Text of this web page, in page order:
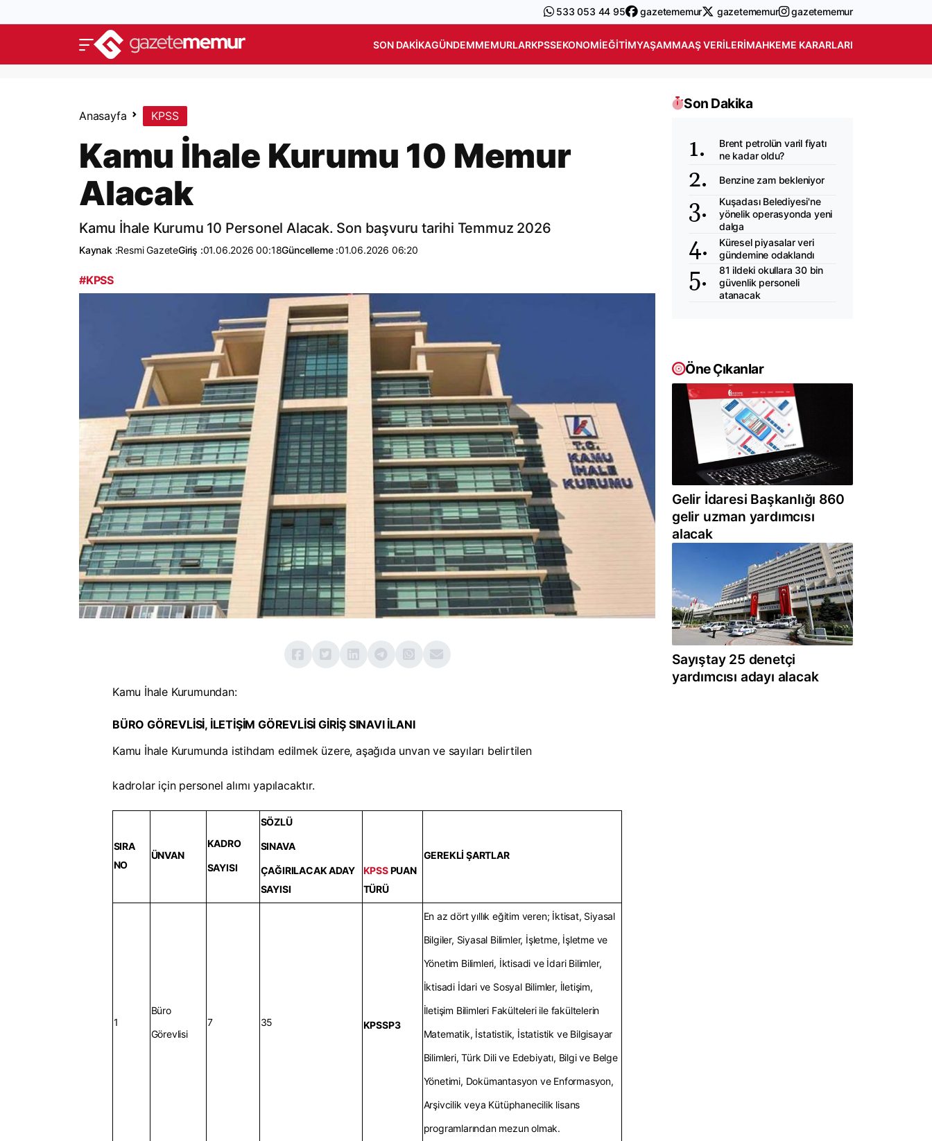
533 053 44 95 gazetememur gazetememur gazetememur
SON DAKIKAGÜNDEMMEMURLARKPSSEKONOMIEĞITIMYAŞAMMAAŞ VERILERIMAHKEME KARARLARI
Anasayfa KPSS
Kamu İhale Kurumu 10 Memur
Alacak
Kamu İhale Kurumu 10 Personel Alacak. Son başvuru tarihi Temmuz 2026
Kaynak :Resmi GazeteGiriş :01.06.2026 00:18Güncelleme :01.06.2026 06:20
#KPSS
Kamu İhale Kurumundan:
BÜRO GÖREVLİSİ, İLETİŞİM GÖREVLİSİ GİRİŞ SINAVI İLANI
Kamu İhale Kurumunda istihdam edilmek üzere, aşağıda unvan ve sayıları belirtilen
kadrolar için personel alımı yapılacaktır.
SIRA
NO
ÜNVAN
KADRO
SAYISI
SÖZLÜ
SINAVA
ÇAĞIRILACAK ADAY
SAYISI
KPSSPUAN
TÜRÜ
GEREKLİ ŞARTLAR
1
Büro
Görevlisi
7 35 KPSSP3
En az dört yıllık eğitim veren; İktisat, Siyasal
Bilgiler, Siyasal Bilimler, İşletme, İşletme ve
Yönetim Bilimleri, İktisadi ve İdari Bilimler,
İktisadi İdari ve Sosyal Bilimler, İletişim,
İletişim Bilimleri Fakülteleri ile fakültelerin
Matematik, İstatistik, İstatistik ve Bilgisayar
Bilimleri, Türk Dili ve Edebiyatı, Bilgi ve Belge
Yönetimi, Dokümantasyon ve Enformasyon,
Arşivcilik veya Kütüphanecilik lisans
programlarından mezun olmak.
Son Dakika
Brent petrolün varil fiyatı
ne kadar oldu?
Benzine zam bekleniyor
Kuşadası Belediyesi'ne
yönelik operasyonda yeni
dalga
Küresel piyasalar veri
gündemine odaklandı
81 ildeki okullara 30 bin
güvenlik personeli
atanacak
Öne Çıkanlar
Gelir İdaresi Başkanlığı 860
gelir uzman yardımcısı
alacak
Sayıştay 25 denetçi
yardımcısı adayı alacak